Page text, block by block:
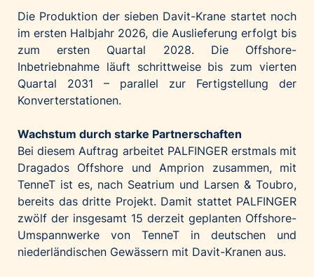
Die Produktion der sieben Davit-Krane startet noch
im ersten Halbjahr 2026, die Auslieferung erfolgt bis
zum ersten Quartal 2028. Die Offshore-
Inbetriebnahme läuft schrittweise bis zum vierten
Quartal 2031 – parallel zur Fertigstellung der
Konverterstationen.
Wachstum durch starke Partnerschaften
Bei diesem Auftrag arbeitet PALFINGER erstmals mit
Dragados Offshore und Amprion zusammen, mit
TenneT ist es, nach Seatrium und Larsen & Toubro,
bereits das dritte Projekt. Damit stattet PALFINGER
zwölf der insgesamt 15 derzeit geplanten Offshore-
Umspannwerke von TenneT in deutschen und
niederländischen Gewässern mit Davit-Kranen aus.